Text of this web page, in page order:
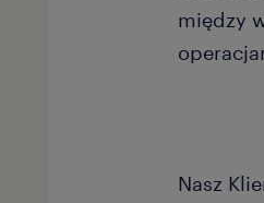
między
Nasz